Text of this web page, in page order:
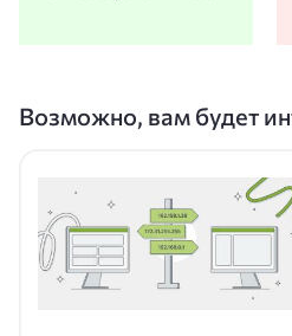
Возможно, вам будет